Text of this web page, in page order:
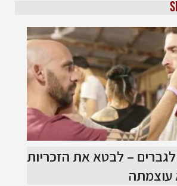
– לבטא את הזכריות
עוצמתה